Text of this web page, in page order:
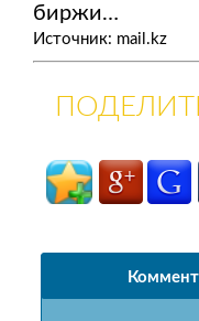
биржи…
Источник: mail.kz